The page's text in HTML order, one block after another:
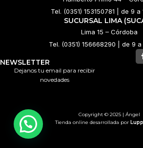
Tel. (0351) 153150781 | de 9 a
SUCURSAL LIMA
Lima 15 – Córdoba
Tel. (0351) 156668290 | de 9 a
NEWSLETTER
Dejanos tu email para recibir
novedades
Tienda online desarrollada por
Copyright © 2025 | Ángel